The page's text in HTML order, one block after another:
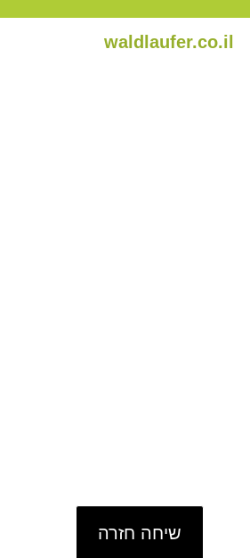
waldlaufer.co.il
שיחה חזרה